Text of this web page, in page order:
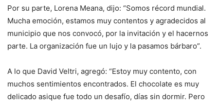
Por su parte, Lorena Meana, dijo: “Somos récord mundial.
Mucha emoción, estamos muy contentos y agradecidos al
municipio que nos convocó, por la invitación y el hacernos
parte. La organización fue un lujo y la pasamos bárbaro”.
A lo que David Veltri, agregó: “Estoy muy contento, con
muchos sentimientos encontrados. El chocolate es muy
delicado asique fue todo un desafío, días sin dormir. Pero